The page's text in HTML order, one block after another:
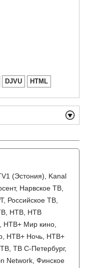
DJVU HTML
(Эстония), Kanal
Нарвское ТВ,
Российское ТВ,
НТВ, НТВ
НТВ+ Мир кино,
НТВ+ Ночь, НТВ+
ТВ С-Петербург,
Network, Финское